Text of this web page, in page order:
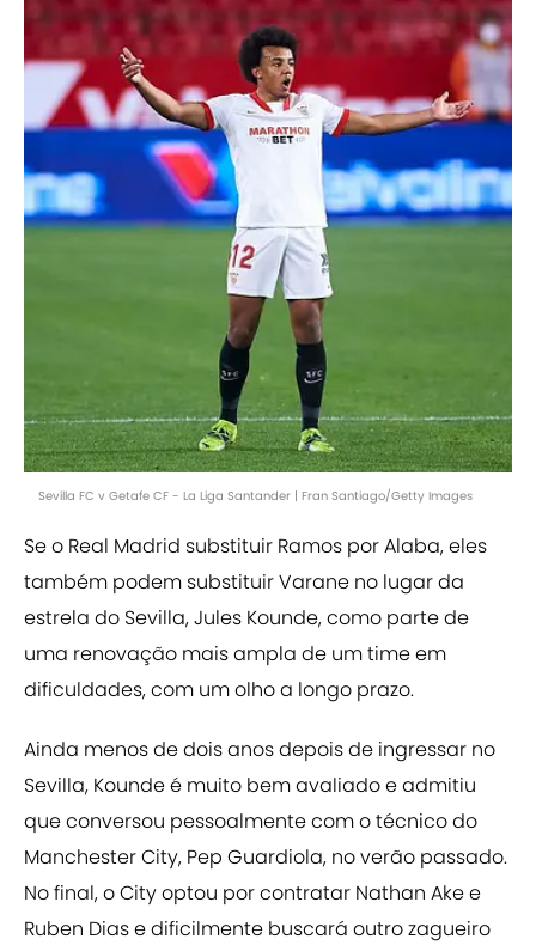
Sevilla FC v Getafe CF - La Liga Santander | Fran Santiago/Getty Images
Se o Real Madrid substituir Ramos por Alaba, eles
também podem substituir Varane no lugar da
estrela do Sevilla, Jules Kounde, como parte de
uma renovação mais ampla de um time em
dificuldades, com um olho a longo prazo.
Ainda menos de dois anos depois de ingressar no
Sevilla, Kounde é muito bem avaliado e admitiu
que conversou pessoalmente com o técnico do
Manchester City, Pep Guardiola, no verão passado.
No final, o City optou por contratar Nathan Ake e
Ruben Dias e dificilmente buscará outro zagueiro